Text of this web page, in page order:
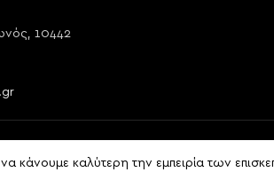
10442
κάνουμε καλύτερη την εμπειρία των